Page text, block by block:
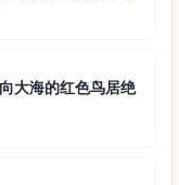
大海的红色鸟居绝